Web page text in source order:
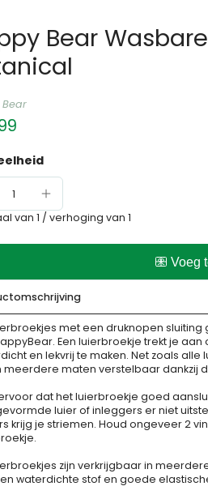
Bear
van 1 / verhoging van 1
met een druknopen
Een luierbroekje trekt je
en lekvrij te maken. Net zoals
meerdere maten verstelbaar dankzij
dat het luierbroekje goed
luier of inleggers er niet
krijg je striemen. Houd ongeveer 2
zijn verkrijgbaar in
waterdichte stof en goede